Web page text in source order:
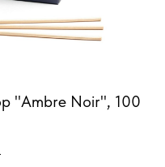
"Ambre Noir", 100